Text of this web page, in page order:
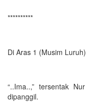
**********
Di Aras 1 (Musim Luruh)
“..Ima..,” tersentak
dipanggil.